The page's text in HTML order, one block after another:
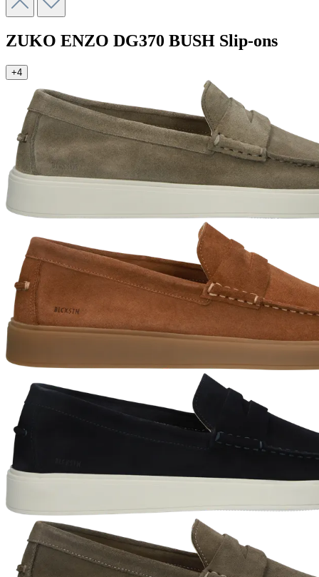
ZUKO ENZO DG370 BUSH Slip-ons
+4